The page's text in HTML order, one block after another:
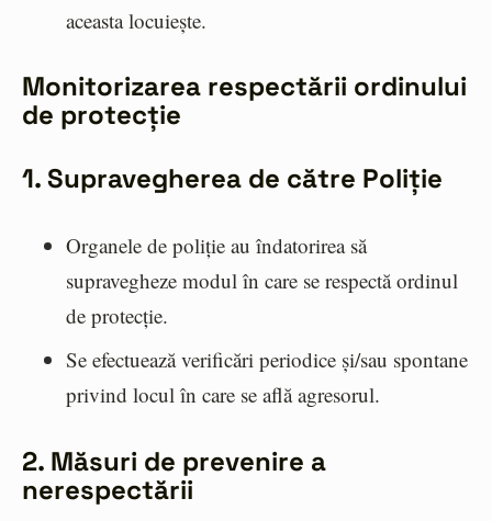
aceasta locuiește.
Monitorizarea respectării ordinului
de protecție
1. Supravegherea de către Poliție
Organele de poliție au îndatorirea să
supravegheze modul în care se respectă ordinul
de protecție.
Se efectuează verificări periodice și/sau spontane
privind locul în care se află agresorul.
2. Măsuri de prevenire a
nerespectării